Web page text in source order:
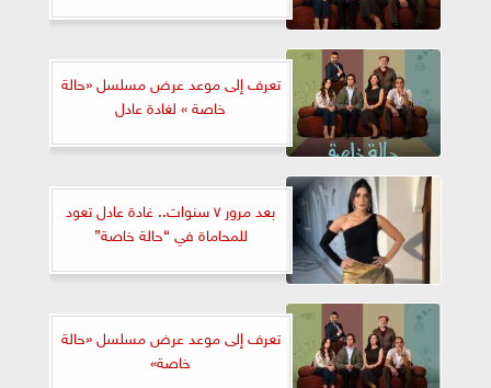
تعرف إلى موعد عرض مسلسل «حالة
خاصة » لغادة عادل
بعد مرور ٧ سنوات.. غادة عادل تعود
للمحاماة في “حالة خاصة”
تعرف إلى موعد عرض مسلسل «حالة
خاصة»